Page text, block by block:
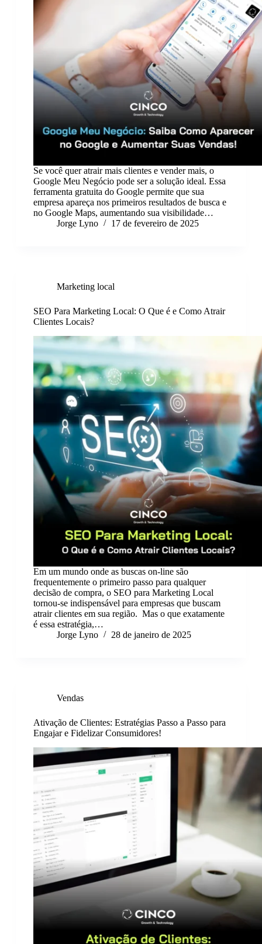
Se você quer atrair mais clientes e vender mais, o
Google Meu Negócio pode ser a solução ideal. Essa
ferramenta gratuita do Google permite que sua
empresa apareça nos primeiros resultados de busca e
no Google Maps, aumentando sua visibilidade…
Jorge Lyno
17 de fevereiro de 2025
Marketing local
SEO Para Marketing Local: O Que é e Como Atrair
Clientes Locais?
Em um mundo onde as buscas on-line são
frequentemente o primeiro passo para qualquer
decisão de compra, o SEO para Marketing Local
tornou-se indispensável para empresas que buscam
atrair clientes em sua região. Mas o que exatamente
é essa estratégia,…
Jorge Lyno
28 de janeiro de 2025
Vendas
Ativação de Clientes: Estratégias Passo a Passo para
Engajar e Fidelizar Consumidores!